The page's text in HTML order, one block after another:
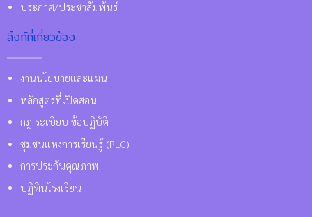
ประกาศ/ประชาสัมพันธ์
ลิ้งก์ที่เกี่ยวข้อง
งานนโยบายและแผน
หลักสูตรที่เปิดสอน
กฎ ระเบียบ ข้อปฏิบัติ
ชุมชนแห่งการเรียนรู้ (PLC)
การประกันคุณภาพ
ปฏิทินโรงเรียน